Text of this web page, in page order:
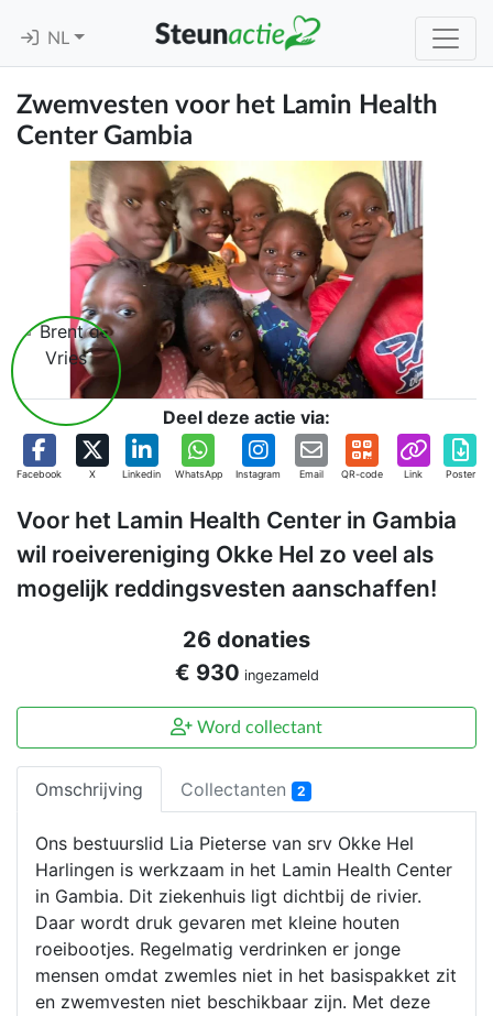
NL
Zwemvesten voor het Lamin Health
Center Gambia
Deel deze actie via:
Facebook X Linkedin WhatsApp Instagram Email QR-code Link Poster
Voor het Lamin Health Center in Gambia
wil roeivereniging Okke Hel zo veel als
mogelijk reddingsvesten aanschaffen!
26 donaties
€ 930 ingezameld
Word collectant
Omschrijving Collectanten 2
Ons bestuurslid Lia Pieterse van srv Okke Hel
Harlingen is werkzaam in het Lamin Health Center
in Gambia. Dit ziekenhuis ligt dichtbij de rivier.
Daar wordt druk gevaren met kleine houten
roeibootjes. Regelmatig verdrinken er jonge
mensen omdat zwemles niet in het basispakket zit
en zwemvesten niet beschikbaar zijn. Met deze